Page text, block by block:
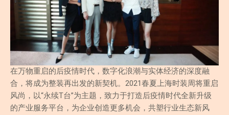
在万物重启的后疫情时代，数字化浪潮与实体经济的深度融
合，将成为整装再出发的新契机。2021春夏上海时装周将重启
风尚，以“永续T台”为主题，致力于打造后疫情时代全新升级
的产业服务平台，为企业创造更多机会，共塑行业生态新风